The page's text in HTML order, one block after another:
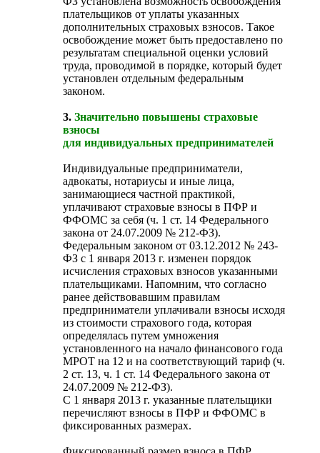
плательщиков от уплаты указанных
дополнительных страховых взносов. Такое
освобождение может быть предоставлено по
результатам специальной оценки условий
труда, проводимой в порядке, который будет
установлен отдельным федеральным
законом.
3. Значительно повышены страховые
взносы
для индивидуальных предпринимателей
Индивидуальные предприниматели,
адвокаты, нотариусы и иные лица,
занимающиеся частной практикой,
уплачивают страховые взносы в ПФР и
ФФОМС за себя (ч. 1 ст. 14 Федерального
закона от 24.07.2009 № 212-ФЗ).
Федеральным законом от 03.12.2012 № 243-
ФЗ с 1 января 2013 г. изменен порядок
исчисления страховых взносов указанными
плательщиками. Напомним, что согласно
ранее действовавшим правилам
предприниматели уплачивали взносы исходя
из стоимости страхового года, которая
определялась путем умножения
установленного на начало финансового года
МРОТ на 12 и на соответствующий тариф (ч.
2 ст. 13, ч. 1 ст. 14 Федерального закона от
24.07.2009 № 212-ФЗ).
С 1 января 2013 г. указанные плательщики
перечисляют взносы в ПФР и ФФОМС в
фиксированных размерах.